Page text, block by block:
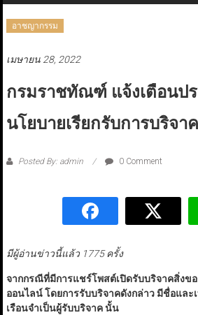
อาชญากรรม
เมษายน 28, 2022
กรมราชทัณฑ์ แจ้งเตือนป
นโยบายเรียกรับการบริจ
Posted By: admin 0 Comment
มีผู้อ่านข่าวนี้แล้ว 1775 ครั้ง
จากกรณีที่มีการแชร์โพสต์เปิดรับบริจาคสิ่งขอ
ออนไลน์ โดยการรับบริจาคดังกล่าว มีชื่อและ
เรือนจำเป็นผู้รับบริจาค นั้น